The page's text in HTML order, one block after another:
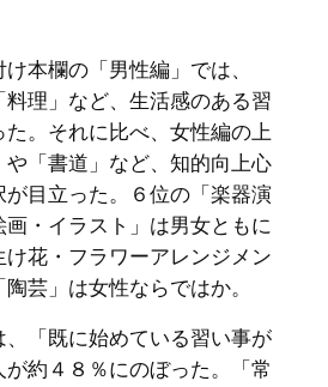
本欄の「男性編」では、
料理」など、生活感のある習
。それに比べ、女性編の上
「書道」など、知的向上心
が目立った。６位の「楽器演
・イラスト」は男女ともに
け花・フラワーアレンジメン
芸」は女性ならではか。
「既に始めている習い事が
約４８％にのぼった。「常